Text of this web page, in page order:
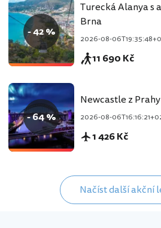
- 42 %
Turecká Alanya s
Brna
2026-08-
11 690 Kč
- 64 %
Newcastle z
2026-08-
1 426 Kč
Načíst další akční